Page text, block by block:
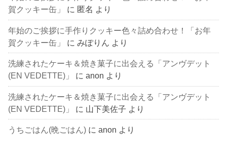
賀クッキー缶」
に 匿名 より
年始のご挨拶に手作りクッキー色々詰め合わせ！「お年
賀クッキー缶」
にみぽりん より
洗練されたケーキ＆焼き菓子に出会える「アンヴデット
(EN VEDETTE)」
にanon より
洗練されたケーキ＆焼き菓子に出会える「アンヴデット
(EN VEDETTE)」
に 山下美佐子 より
うちごはん(晩ごはん) にanon より